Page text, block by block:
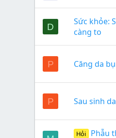
D
Sức khỏe:
càng to
P Căng da
P Sau sinh
Hỏi Phẫu